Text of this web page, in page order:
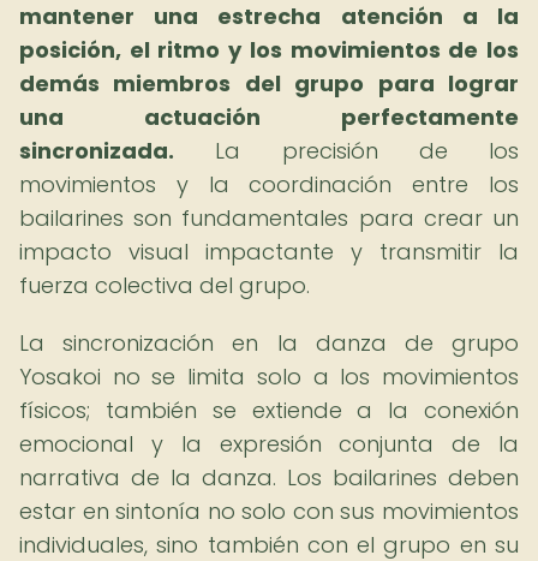
mantener una estrecha atención a la
posición, el ritmo y los movimientos de los
demás miembros del grupo para lograr
una actuación perfectamente
sincronizada. La precisión de los
movimientos y la coordinación entre los
bailarines son fundamentales para crear un
impacto visual impactante y transmitir la
fuerza colectiva del grupo.
La sincronización en la danza de grupo
Yosakoi no se limita solo a los movimientos
físicos; también se extiende a la conexión
emocional y la expresión conjunta de la
narrativa de la danza. Los bailarines deben
estar en sintonía no solo con sus movimientos
individuales, sino también con el grupo en su